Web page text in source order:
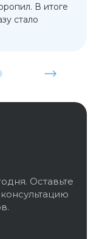
В итоге
стало
Оставьте